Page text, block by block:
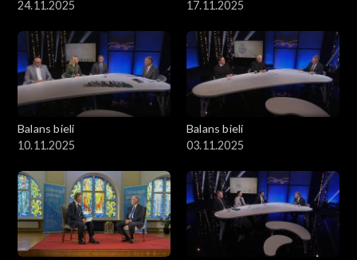
24.11.2025 17.11.2025
Balans bieli
10.11.2025
Balans bieli
03.11.2025